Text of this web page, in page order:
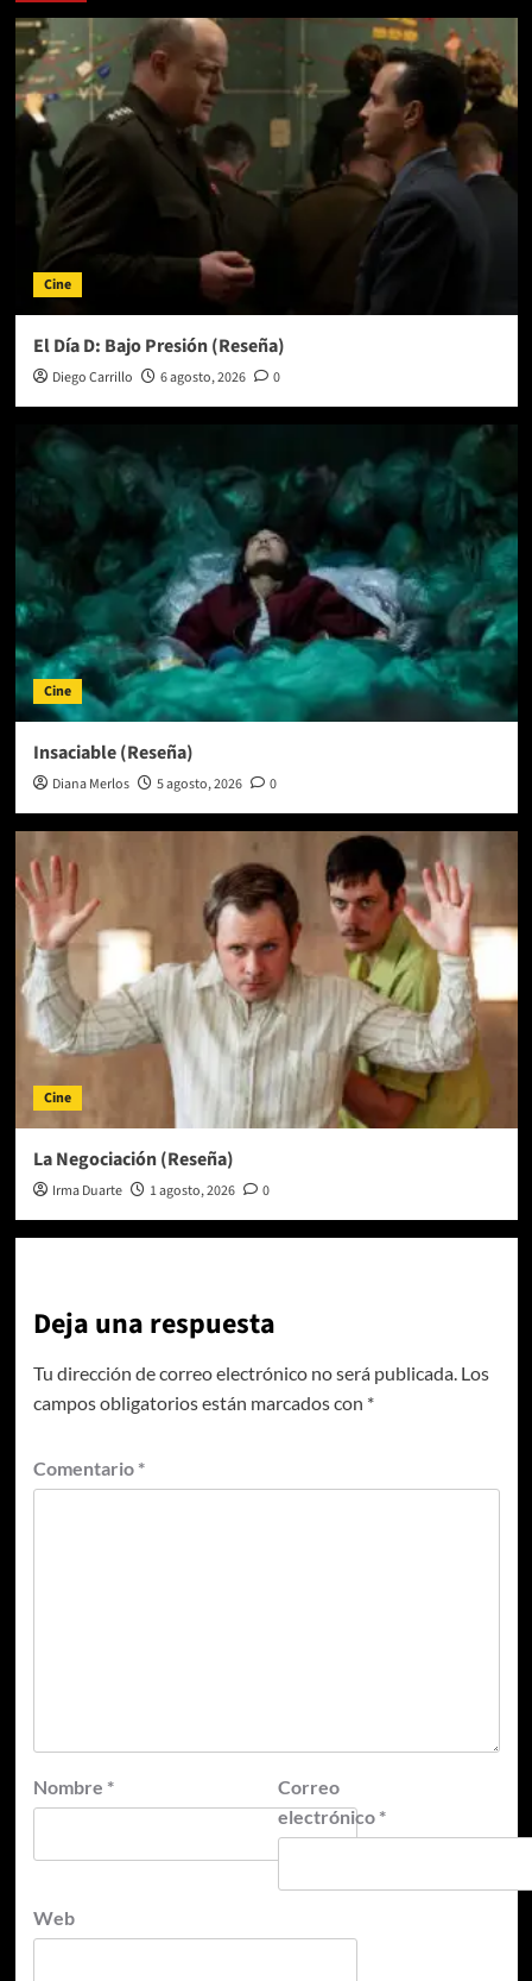
Cine
El Día D: Bajo Presión (Reseña)
Diego Carrillo 6 agosto, 2026 0
Cine
Insaciable (Reseña)
Diana Merlos 5 agosto, 2026 0
Cine
La Negociación (Reseña)
Irma Duarte 1 agosto, 2026 0
Deja una respuesta
Tu dirección de correo electrónico no será publicada. Los
campos obligatorios están marcados con *
Comentario *
Nombre *
Correo
electrónico *
Web